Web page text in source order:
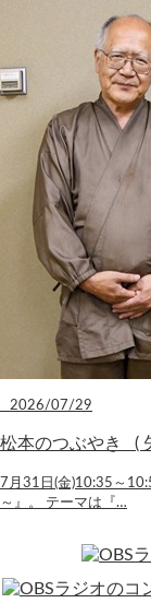
2026/07/29
松本のつぶやき (
7月31日(金)10:35～
～』。 テーマは『…